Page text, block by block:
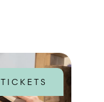
TICKETS